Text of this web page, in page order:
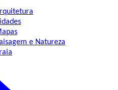
e Natureza